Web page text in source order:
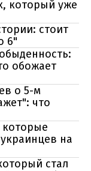
который уже
стоит
6"
обожает
о 5-м
что
на
стал